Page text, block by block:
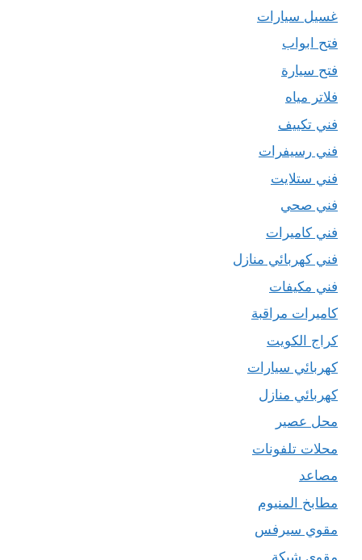
غسيل سيارات
فتح ابواب
فتح سيارة
فلاتر مياه
فني تكييف
فني رسيفرات
فني ستلايت
فني صحي
فني كاميرات
فني كهربائي منازل
فني مكيفات
كاميرات مراقبة
كراج الكويت
كهربائي سيارات
كهربائي منازل
محل عصير
محلات تلفونات
مصاعد
مطابخ المنيوم
مقوي سيرفس
مقوي شبكة